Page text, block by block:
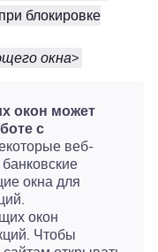
блокировке
окна>
окон может
с
веб-
окна для
окон
Чтобы